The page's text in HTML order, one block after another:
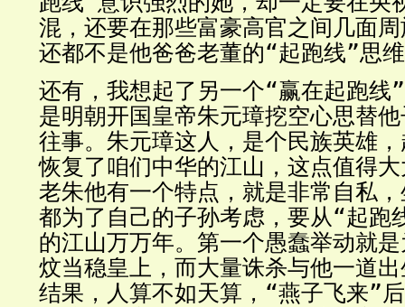
混，还要在那些富豪高官之间几面
还都不是他爸爸老董的“起跑线”思
还有，我想起了另一个“赢在起跑线
是明朝开国皇帝朱元璋挖空心思替
往事。朱元璋这人，是个民族英雄
恢复了咱们中华的江山，这点值得
老朱他有一个特点，就是非常自私
都为了自己的子孙考虑，要从“起跑
的江山万万年。第一个愚蠢举动就
炆当稳皇上，而大量诛杀与他一道
结果，人算不如天算，“燕子飞来”